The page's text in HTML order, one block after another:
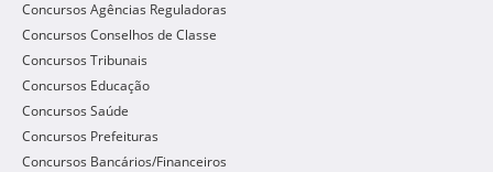
Concursos Agências Reguladoras
Concursos Conselhos de Classe
Concursos Tribunais
Concursos Educação
Concursos Saúde
Concursos Prefeituras
Concursos Bancários/Financeiros